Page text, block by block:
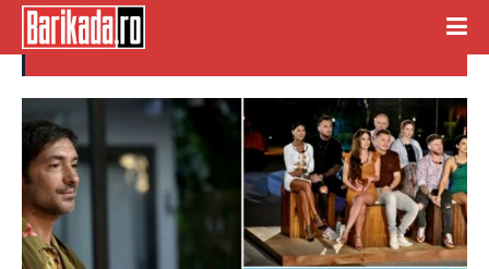
concurente